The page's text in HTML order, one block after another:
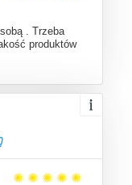
. Trzeba
produktów